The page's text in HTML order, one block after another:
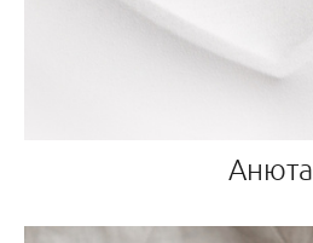
Анюта